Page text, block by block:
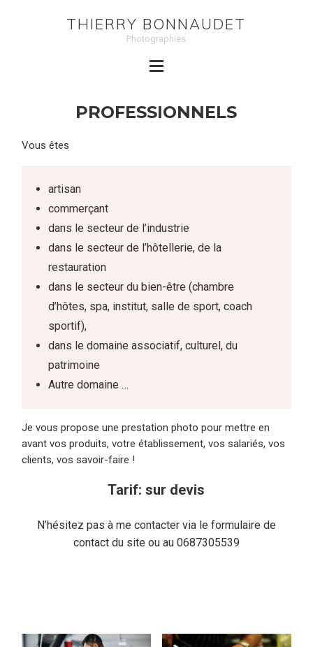
THIERRY BONNAUDET
Photographies
PROFESSIONNELS
Vous êtes
artisan
commerçant
dans le secteur de l’industrie
dans le secteur de l’hôtellerie, de la
restauration
dans le secteur du bien-être (chambre
d’hôtes, spa, institut, salle de sport, coach
sportif),
dans le domaine associatif, culturel, du
patrimoine
Autre domaine …
Je vous propose une prestation photo pour mettre en
avant vos produits, votre établissement, vos salariés, vos
clients, vos savoir-faire !
Tarif: sur devis
N’hésitez pas à me contacter via le formulaire de
contact du site ou au 0687305539